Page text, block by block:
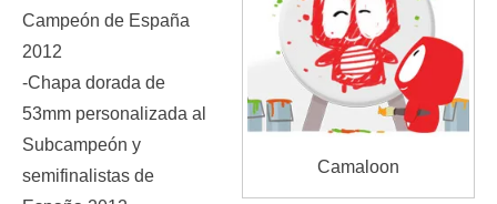
Camaloon
Campeón de España
2012
-Chapa dorada de
53mm personalizada al
Subcampeón y
semifinalistas de